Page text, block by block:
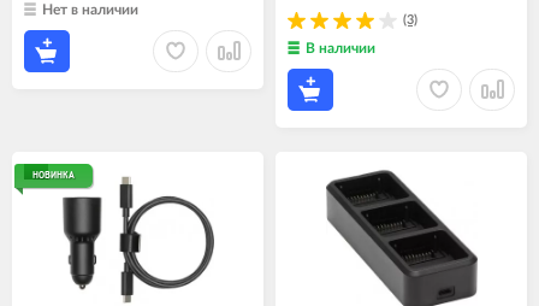
Нет в наличии
(3)
В наличии
НОВИНКА